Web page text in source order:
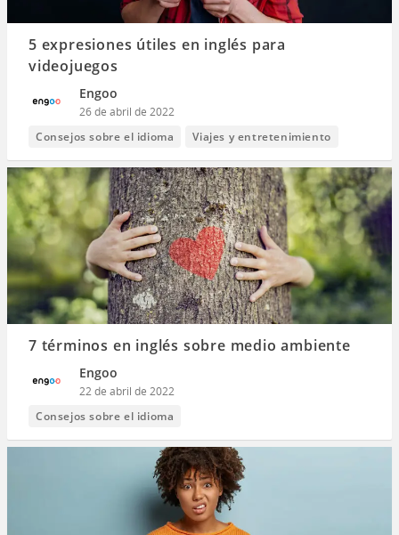
5 expresiones útiles en inglés para
videojuegos
Engoo
26 de abril de 2022
Consejos sobre el idioma
Viajes y entretenimiento
7 términos en inglés sobre medio ambiente
Engoo
22 de abril de 2022
Consejos sobre el idioma